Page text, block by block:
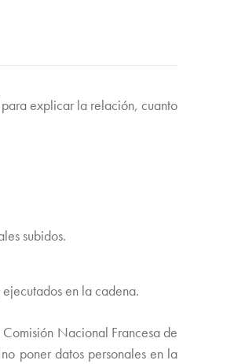
para explicar la relación, cuanto
subidos.
en la cadena.
Nacional Francesa de
poner datos personales en la